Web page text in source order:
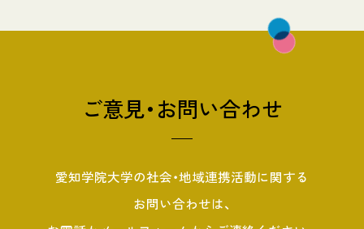
ご意見・お問い合わせ
愛知学院大学の社会・地域連携活動に関する
お問い合わせは、